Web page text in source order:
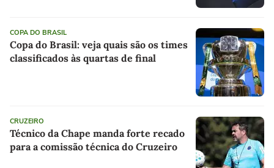
COPA DO BRASIL
Copa do Brasil: veja quais são os times
classificados às quartas de final
CRUZEIRO
Técnico da Chape manda forte recado
para a comissão técnica do Cruzeiro